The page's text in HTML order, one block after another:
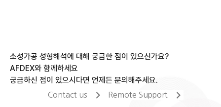
소성가공 성형해석에 대해 궁금한 점이 있으신가요?
AFDEX와 함께하세요
궁금하신 점이 있으시다면 언제든 문의해주세요.
Contact us Remote Support